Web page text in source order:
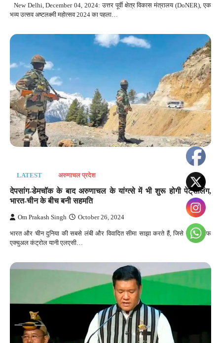
New Delhi, December 04, 2024: उत्तर पूर्वी क्षेत्र विकास मंत्रालय (DoNER), एक
भव्य उत्सव अष्टलक्ष्मी महोत्सव 2024 का पहला…
LATEST अरुणाचल प्रदेश
देपसांग-डेमचॉक के बाद अरुणाचल के यांग्त्से में भी शुरू होगी पेट्रोलिंग,
भारत-चीन के बीच बनी सहमति
Om Prakash Singh October 26, 2024
भारत और चीन दुनिया की सबसे लंबी और विवादित सीमा साझा करते हैं, जिसे लाइन ऑफ
एक्चुअल कंट्रोल यानी एलएसी…